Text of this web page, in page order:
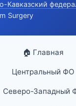
Кавказский
Surgery
🏠 Главная
Центральный ФО
Северо-Западный